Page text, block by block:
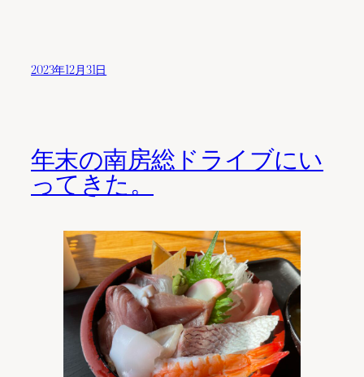
2023年12月31日
年末の南房総ドライブにい
ってきた。